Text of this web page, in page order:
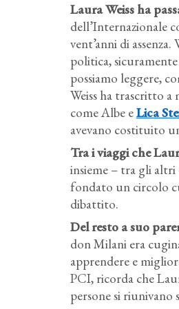
Laura Weiss ha
dell’Internazionale
vent’anni di
politica,
possiamo leggere,
Weiss ha trascritto
come Albe eLica
avevano costituito
Tra i viaggi che
insieme – tra gli
fondato un circolo
dibattito.
Del resto a suo
don Milani era
apprendere e
PCI, ricorda che
persone si riunivano